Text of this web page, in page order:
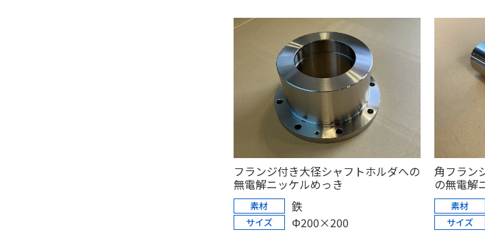
フランジ付き大径シャフトホルダへの
無電解ニッケルめっき
素材 鉄
サイズ Φ200×200
角フラン
の無電解
素材
サイズ